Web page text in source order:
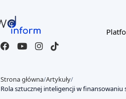
Strona główna/Artykuły/
Rola sztucznej inteligencji w